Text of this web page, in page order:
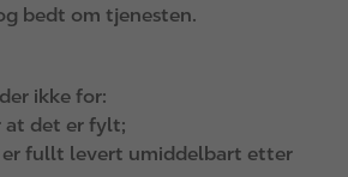
bedt om tjenesten.
ikke for:
det er fylt;
fullt levert umiddelbart etter